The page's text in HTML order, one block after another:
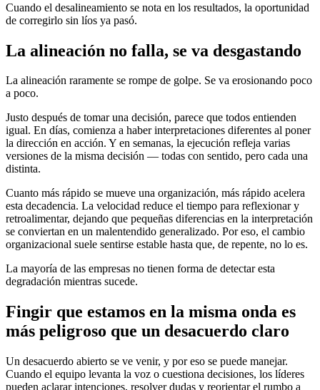
Cuando el desalineamiento se nota en los resultados, la oportunidad
de corregirlo sin líos ya pasó.
La alineación no falla, se va desgastando
La alineación raramente se rompe de golpe. Se va erosionando poco
a poco.
Justo después de tomar una decisión, parece que todos entienden
igual. En días, comienza a haber interpretaciones diferentes al poner
la dirección en acción. Y en semanas, la ejecución refleja varias
versiones de la misma decisión — todas con sentido, pero cada una
distinta.
Cuanto más rápido se mueve una organización, más rápido acelera
esta decadencia. La velocidad reduce el tiempo para reflexionar y
retroalimentar, dejando que pequeñas diferencias en la interpretación
se conviertan en un malentendido generalizado. Por eso, el cambio
organizacional suele sentirse estable hasta que, de repente, no lo es.
La mayoría de las empresas no tienen forma de detectar esta
degradación mientras sucede.
Fingir que estamos en la misma onda es
más peligroso que un desacuerdo claro
Un desacuerdo abierto se ve venir, y por eso se puede manejar.
Cuando el equipo levanta la voz o cuestiona decisiones, los líderes
pueden aclarar intenciones, resolver dudas y reorientar el rumbo a